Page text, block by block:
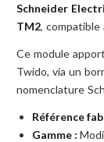
Schneider
TM2,
Ce module
Twido, via un
nomenclature
Référence
Gamme :